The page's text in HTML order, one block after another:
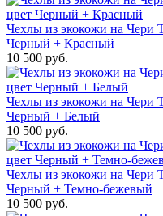
Чехлы из экокожи на Чери
Черный + Красный
10 500 руб.
Чехлы из экокожи на Чери
Черный + Белый
10 500 руб.
Чехлы из экокожи на Чери
Черный + Темно-бежевый
10 500 руб.